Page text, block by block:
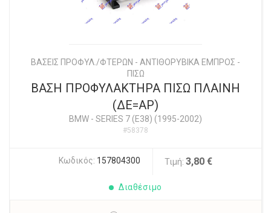
ΒΑΣΕΙΣ ΠΡΟΦΥΛ./ΦΤΕΡΩΝ - ΑΝΤΙΘΟΡΥΒΙΚΑ ΕΜΠΡΟΣ -
ΠΙΣΩ
ΒΑΣΗ ΠΡΟΦΥΛΑΚΤΗΡΑ ΠΙΣΩ ΠΛΑΙΝΗ
(ΔΕ=ΑΡ)
BMW - SERIES 7 (E38) (1995-2002)
#58378
Κωδικός: 157804300 Τιμή: 3,80 €
Διαθέσιμο